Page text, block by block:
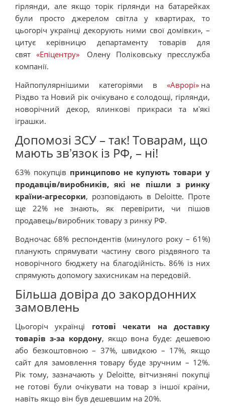
гірлянди, але якщо торік гірлянди на батарейках
були просто джерелом світла у квартирах, то
цьогоріч українці декорують ними свої домівки», –
цитує керівницю департаменту товарів для
свят «Епіцентру»
Олену Поліковську пресслужба
компанії.
Найпопулярнішими категоріями в «Аврорі» на
Різдво та Новий рік очікувано є солодощі, гірлянди,
новорічний декор, ялинкові прикраси та мʼякі
іграшки.
Допомозі ЗСУ – так! Товарам, що
мають звʼязок із РФ, – ні!
63% покупців принципово не купують товари у
продавців/виробників, які не пішли з ринку
країни-агресорки, розповідають в Deloitte. Проте
ще 22% не знають, як перевірити, чи пішов
продавець/виробник товару з ринку РФ.
Водночас 68% респондентів (минулого року – 61%)
планують спрямувати частину свого різдвяного та
новорічного бюджету на благодійність. 86% із них
спрямують допомогу захисникам на передовій.
Більша довіра до закордонних
замовлень
Цьогоріч українці готові чекати на доставку
товарів з-за кордону, якщо вона буде: дешевою
або безкоштовною – 37%, швидкою – 17%, якщо
сайт для замовлення товару буде зручним – 12%.
Рік тому, зазначають у Deloitte, вітчизняні покупці
не готові були очікувати на товар з іншої країни,
навіть якщо він був дешевшим на 20%.